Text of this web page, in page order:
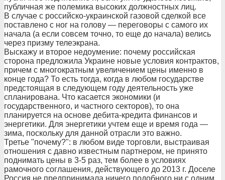
публичная же полемика высоких должностных лиц.
В случае с российско-украинской газовой сделкой все
поставлено с ног на голову — переговоры с самого их
начала (а если совсем точно, то еще до начала) велись
через призму телеэкрана.
Выскажу и второе недоумение: почему российская
сторона предложила Украине новые условия контрактов,
причем с многократным увеличением цены именно в
конце года? То есть тогда, когда в любом государстве
предстоящая в следующем году деятельность уже
спланирована. Что касается экономики (и
государственного, и частного секторов), то она
планируется на основе дебита-кредита финансов и
энергетики. Для энергетики учтем еще и время года —
зима, поскольку для данной отрасли это важно.
Третье "почему?": в любом виде торговли, выстраивая
отношения с давно известным партнером, не принято
поднимать цены в 3-5 раз, тем более в условиях
рамочного соглашения, действующего до 2013 г. Доселе
Россия не предпринимала ничего подобного ни с одним